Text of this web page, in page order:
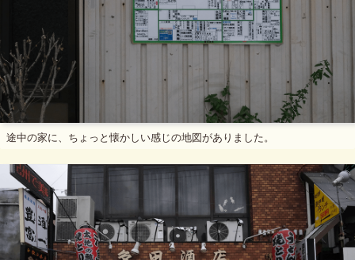
途中の家に、ちょっと懐かしい感じの地図がありました。